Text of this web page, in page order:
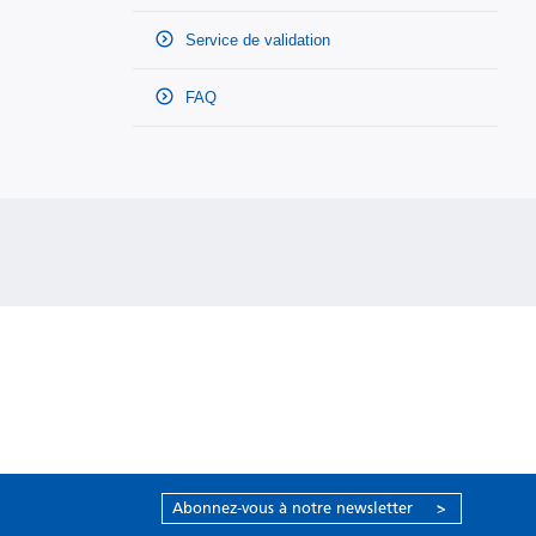
Service de validation
FAQ
Abonnez-vous à notre newsletter >